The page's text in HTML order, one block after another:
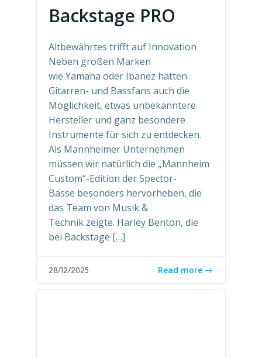
Backstage PRO
Altbewährtes trifft auf Innovation
Neben großen Marken
wie Yamaha oder Ibanez hatten
Gitarren- und Bassfans auch die
Möglichkeit, etwas unbekanntere
Hersteller und ganz besondere
Instrumente für sich zu entdecken.
Als Mannheimer Unternehmen
müssen wir natürlich die „Mannheim
Custom“-Edition der Spector-
Bässe besonders hervorheben, die
das Team von Musik &
Technik zeigte. Harley Benton, die
bei Backstage […]
28/12/2025 Read more